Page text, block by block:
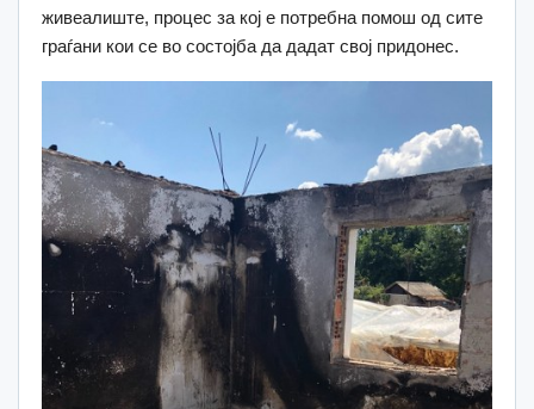
живеалиште, процес за кој е потребна помош од сите
граѓани кои се во состојба да дадат свој придонес.